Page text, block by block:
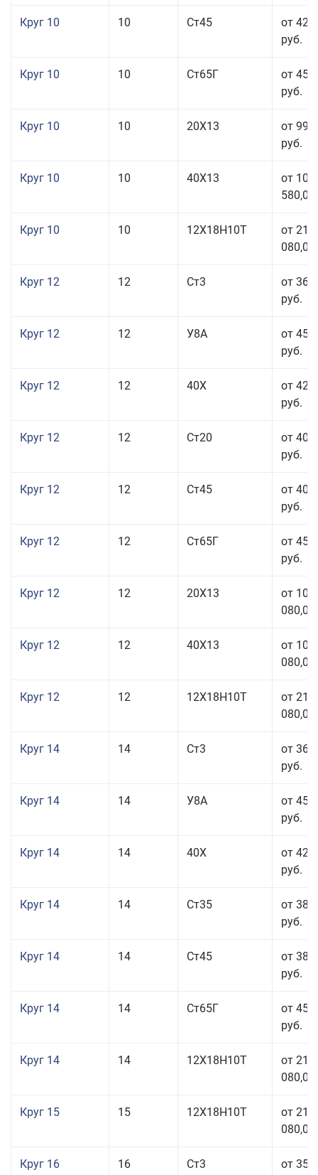
Круг 10 10 Ст45
от 42
руб.
Круг 10 10 Ст65Г
от 45
руб.
Круг 10 10 20Х13
от 99
руб.
Круг 10 10 40Х13
от 106
580,00
Круг 10 10 12Х18Н10Т
от 215
080,00
Круг 12 12 Ст3
от 36
руб.
Круг 12 12 У8А
от 45
руб.
Круг 12 12 40Х
от 42
руб.
Круг 12 12 Ст20
от 40
руб.
Круг 12 12 Ст45
от 40
руб.
Круг 12 12 Ст65Г
от 45
руб.
Круг 12 12 20Х13
от 103
080,00
Круг 12 12 40Х13
от 103
080,00
Круг 12 12 12Х18Н10Т
от 212
080,00
Круг 14 14 Ст3
от 36
руб.
Круг 14 14 У8А
от 45
руб.
Круг 14 14 40Х
от 42
руб.
Круг 14 14 Ст35
от 38
руб.
Круг 14 14 Ст45
от 38
руб.
Круг 14 14 Ст65Г
от 45
руб.
Круг 14 14 12Х18Н10Т
от 211
080,00
Круг 15 15 12Х18Н10Т
от 211
080,00
Круг 16 16 Ст3
от 35